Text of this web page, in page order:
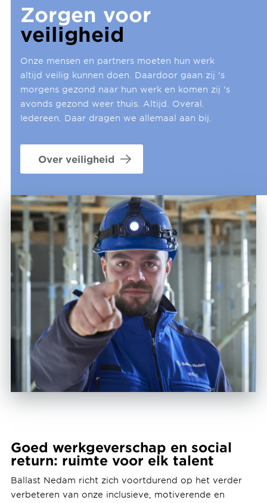
Zorgen voor
veiligheid
Onze mensen en partners moeten hun werk
altijd veilig kunnen doen. Daardoor gaan zij 's
morgens gezond naar hun werk en komen zij 's
avonds gezond weer thuis. Altijd. Overal.
Iedereen. Daar dragen we allemaal aan bij.
Over veiligheid
Goed werkgeverschap en social
return: ruimte voor elk talent
Ballast Nedam richt zich voortdurend op het verder
verbeteren van onze inclusieve, motiverende en